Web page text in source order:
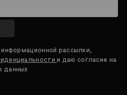
рассылки,
и даю согласие на
данных